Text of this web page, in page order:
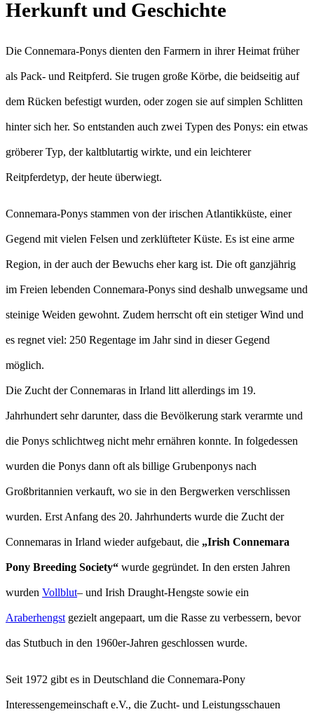
Herkunft und Geschichte
Die Connemara-Ponys dienten den Farmern in ihrer Heimat früher
als Pack- und Reitpferd. Sie trugen große Körbe, die beidseitig auf
dem Rücken befestigt wurden, oder zogen sie auf simplen Schlitten
hinter sich her. So entstanden auch zwei Typen des Ponys: ein etwas
gröberer Typ, der kaltblutartig wirkte, und ein leichterer
Reitpferdetyp, der heute überwiegt.
Connemara-Ponys stammen von der irischen Atlantikküste, einer
Gegend mit vielen Felsen und zerklüfteter Küste. Es ist eine arme
Region, in der auch der Bewuchs eher karg ist. Die oft ganzjährig
im Freien lebenden Connemara-Ponys sind deshalb unwegsame und
steinige Weiden gewohnt. Zudem herrscht oft ein stetiger Wind und
es regnet viel: 250 Regentage im Jahr sind in dieser Gegend
möglich.
Die Zucht der Connemaras in Irland litt allerdings im 19.
Jahrhundert sehr darunter, dass die Bevölkerung stark verarmte und
die Ponys schlichtweg nicht mehr ernähren konnte. In folgedessen
wurden die Ponys dann oft als billige Grubenponys nach
Großbritannien verkauft, wo sie in den Bergwerken verschlissen
wurden. Erst Anfang des 20. Jahrhunderts wurde die Zucht der
Connemaras in Irland wieder aufgebaut, die „Irish Connemara
Pony Breeding Society“ wurde gegründet. In den ersten Jahren
wurden Vollblut– und Irish Draught-Hengste sowie ein
Araberhengst gezielt angepaart, um die Rasse zu verbessern, bevor
das Stutbuch in den 1960er-Jahren geschlossen wurde.
Seit 1972 gibt es in Deutschland die Connemara-Pony
Interessengemeinschaft e.V., die Zucht- und Leistungsschauen